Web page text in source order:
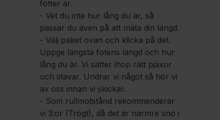
fötter är.
- Vet du inte hur lång du är, så
passar du även på att mäta din längd.
- Välj paket ovan och klicka på det.
Uppge längsta fotens längd och hur
lång du är. Vi sätter ihop rätt pjäxor
och stavar. Undrar vi något så hör vi
av oss innan vi skickar.
- Som rullmotstånd rekommenderar
vi 3:or (Trögt), då det är närmre snö i